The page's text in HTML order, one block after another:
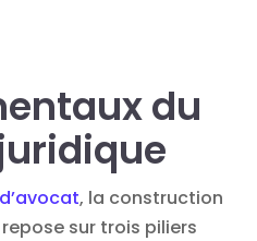
du
, la construction
sur trois piliers